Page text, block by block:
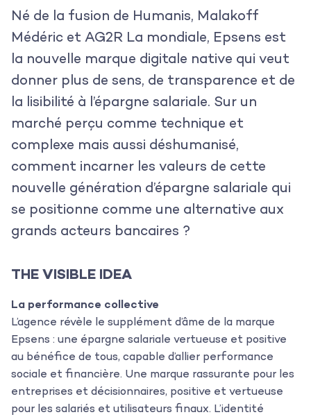
Né de la fusion de Humanis, Malakoff
Médéric et AG2R La mondiale, Epsens est
la nouvelle marque digitale native qui veut
donner plus de sens, de transparence et de
la lisibilité à l’épargne salariale. Sur un
marché perçu comme technique et
complexe mais aussi déshumanisé,
comment incarner les valeurs de cette
nouvelle génération d’épargne salariale qui
se positionne comme une alternative aux
grands acteurs bancaires ?
THE VISIBLE IDEA
La performance collective
L’agence révèle le supplément d’âme de la marque
Epsens : une épargne salariale vertueuse et positive
au bénéfice de tous, capable d’allier performance
sociale et financière. Une marque rassurante pour les
entreprises et décisionnaires, positive et vertueuse
pour les salariés et utilisateurs finaux. L’identité